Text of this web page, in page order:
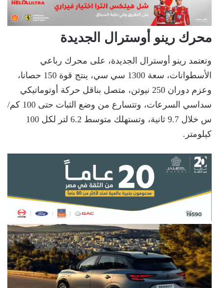
محرك رينو أوسترال الجديدة
وتعتمد رينو أوسترال الجديدة، على محرك رباعي
الأسطوانات، سعة 1300 سي سي، ينتج قوة 150 حصانا،
وعزم دوران 250 نيوتن، متصل بناقل حركة أوتوماتيكي
سداسي السرعات، وتتسارع من وضع الثبات حتى 100 كم/
س خلال 9.7 ثانية، وتستهلك متوسط 6.2 لتر لكل 100
كيلومتر.